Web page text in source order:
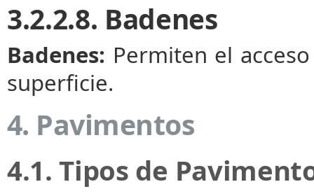
3.2.2.8. Badenes
Badenes: Permiten el
superficie.
4. Pavimentos
4.1. Tipos de